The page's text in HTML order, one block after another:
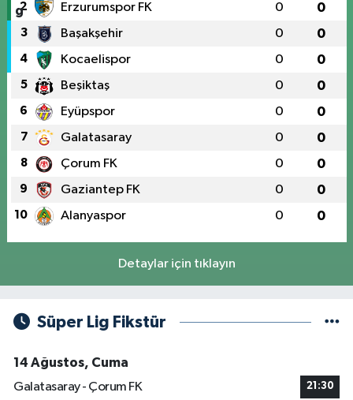
2 Erzurumspor FK 0 0
3 Başakşehir 0 0
4 Kocaelispor 0 0
5 Beşiktaş 0 0
6 Eyüpspor 0 0
7 Galatasaray 0 0
8 Çorum FK 0 0
9 Gaziantep FK 0 0
10 Alanyaspor 0 0
Detaylar için tıklayın
Süper Lig Fikstür
14 Ağustos, Cuma
Galatasaray - Çorum FK
21:30